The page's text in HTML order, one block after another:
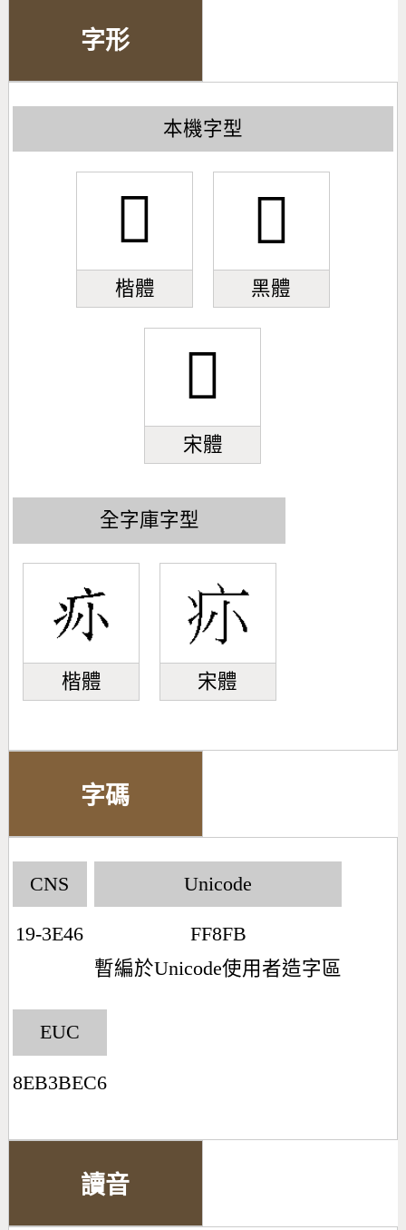
字形
本機字型
󿣻
楷體
󿣻
黑體
󿣻
宋體
全字庫字型
楷體 宋體
字碼
CNS
19-3E46
Unicode
FF8FB
暫編於Unicode使用者造字區
EUC
8EB3BEC6
讀音